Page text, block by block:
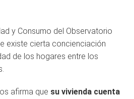
y Consumo del Observatorio
existe cierta concienciación
de los hogares entre los
afirma que su vivienda cuenta